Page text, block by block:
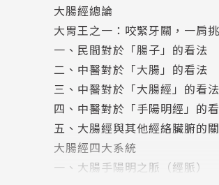
透過本書讓【大胃王陽明好兄
●愛拚才會贏的陽明好兄弟，是
●想要求婚成功的關鍵，是要懂
●要抓住一個男人的心，要先抓
●為什麼在老闆肚子餓的時候要
●生活中常聽到「我就是嚥不
●現代人被失眠問題所困擾，
作者簡介
大腸經總論
大胃王之一：咬緊牙關，一肩
一、民間對於「腸子」的看法
二、中醫對於「大腸」的看法
三、中醫對於「大腸經」的看法
四、中醫對於「手陽明經」的
五、大腸經與其他經絡臟腑的
大腸經四大系統
一、大腸手陽明之脈（經脈）